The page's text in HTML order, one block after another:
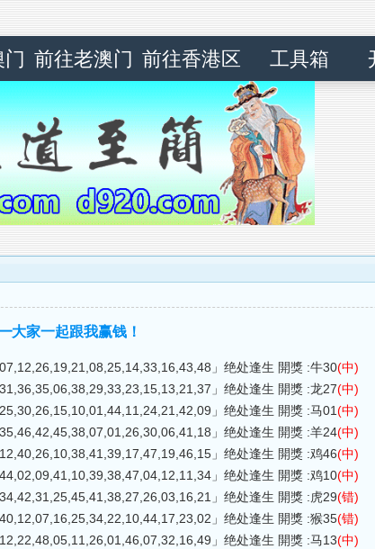
前往老澳门 前往香港区 工具箱
家一起跟我赢钱！
」绝处逢生 開獎 :牛30(中)
」绝处逢生 開獎 :龙27(中)
」绝处逢生 開獎 :马01(中)
」绝处逢生 開獎 :羊24(中)
」绝处逢生 開獎 :鸡46(中)
」绝处逢生 開獎 :鸡10(中)
」绝处逢生 開獎 :虎29(错)
」绝处逢生 開獎 :猴35(错)
」绝处逢生 開獎 :马13(中)